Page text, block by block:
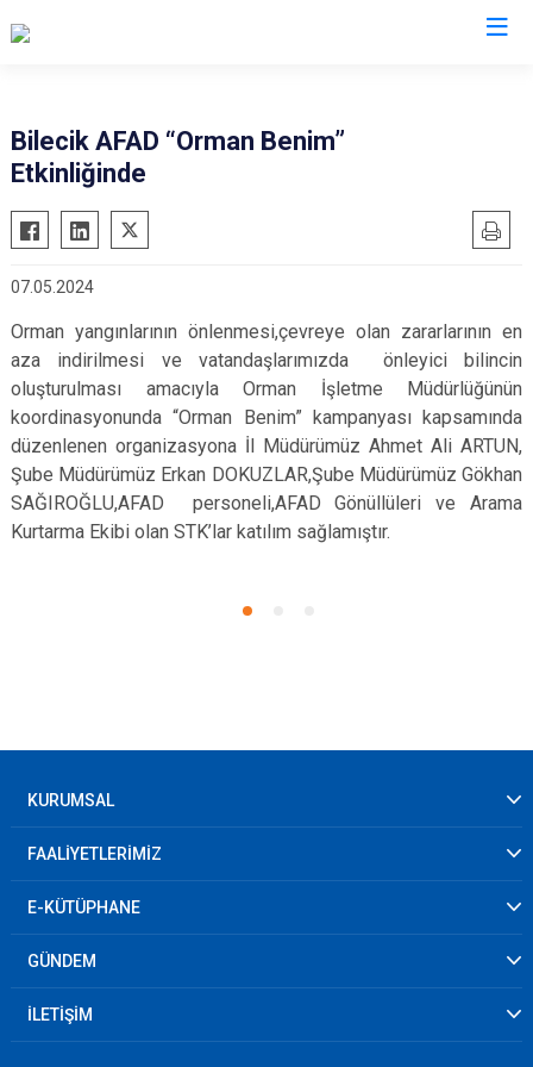
Bilecik AFAD “Orman Benim”
Etkinliğinde
07.05.2024
Orman yangınlarının önlenmesi,çevreye olan zararlarının en
aza indirilmesi ve vatandaşlarımızda önleyici bilincin
oluşturulması amacıyla Orman İşletme Müdürlüğünün
koordinasyonunda “Orman Benim” kampanyası kapsamında
düzenlenen organizasyona İl Müdürümüz Ahmet Ali ARTUN,
Şube Müdürümüz Erkan DOKUZLAR,Şube Müdürümüz Gökhan
SAĞIROĞLU,AFAD personeli,AFAD Gönüllüleri ve Arama
Kurtarma Ekibi olan STK’lar katılım sağlamıştır.
KURUMSAL
FAALİYETLERİMİZ
E-KÜTÜPHANE
GÜNDEM
İLETİŞİM